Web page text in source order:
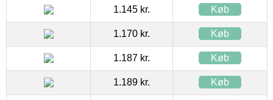
1.145 kr. Køb
1.170 kr. Køb
1.187 kr. Køb
1.189 kr. Køb